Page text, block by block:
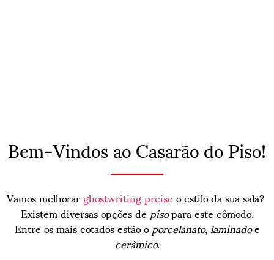
Bem-Vindos ao Casarão do Piso!
Vamos melhorarghostwriting preiseo estilo da sua sala?
Existem diversas opções depisopara este cômodo.
Entre os mais cotados estão oporcelanato,laminadoe
cerâmico.